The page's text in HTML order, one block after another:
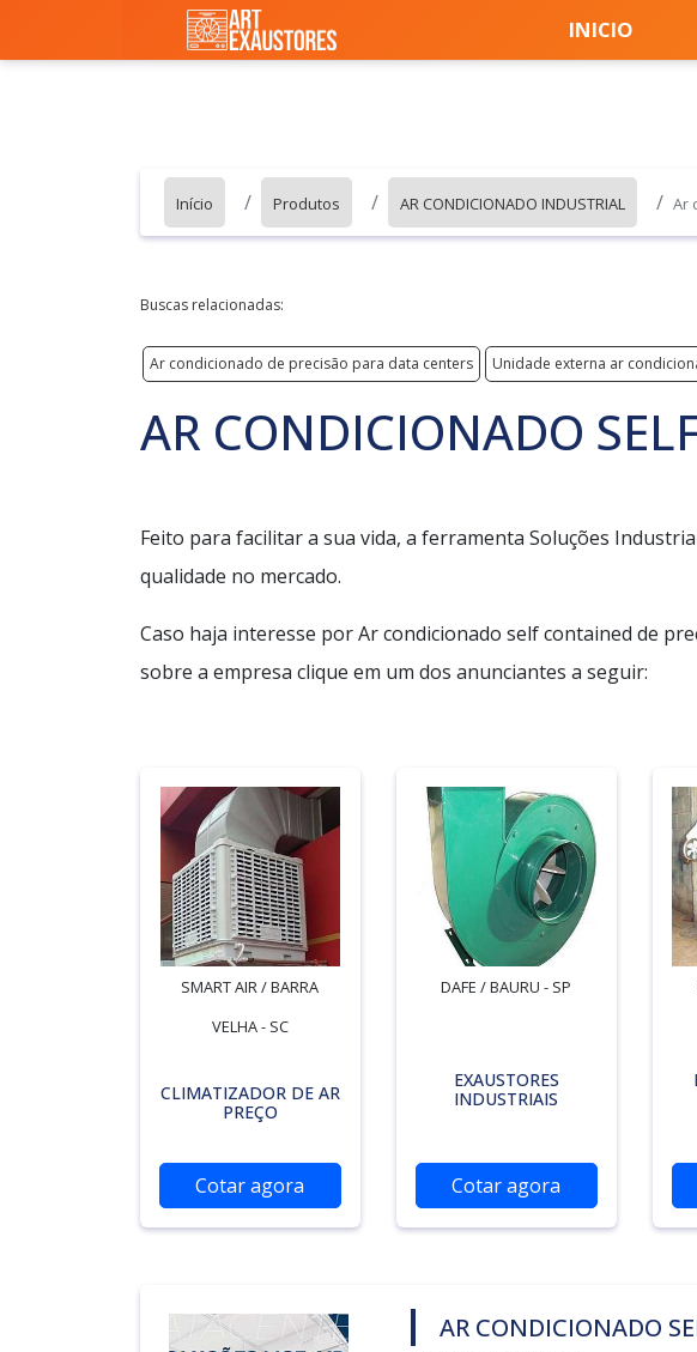
INICIO
Início Produtos AR CONDICIONADO INDUSTRIAL Ar
Buscas relacionadas:
Ar condicionado de precisão para data centers Unidade externa ar
AR CONDICIONADO
Feito para facilitar a sua vida, a ferramenta Soluções
qualidade no mercado.
Caso haja interesse por Ar condicionado self contained de
sobre a empresa clique em um dos anunciantes a seguir:
SMART AIR / BARRA
VELHA - SC
CLIMATIZADOR DE AR
PREÇO
Cotar agora
DAFE / BAURU - SP
EXAUSTORES
INDUSTRIAIS
Cotar agora
AR CONDICIONADO